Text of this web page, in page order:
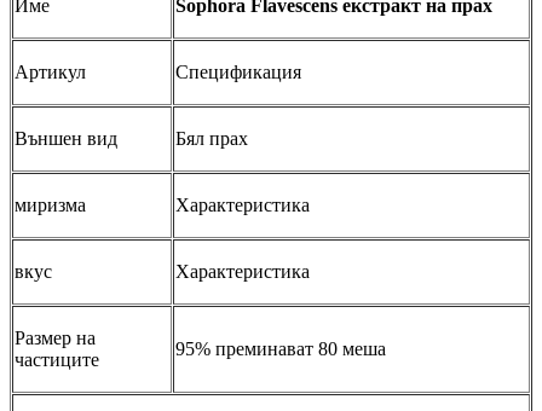
Име Sophora Flavescens екстракт на прах
Артикул Спецификация
Външен вид Бял прах
миризма Характеристика
вкус Характеристика
Размер на
частиците
95% преминават 80 меша